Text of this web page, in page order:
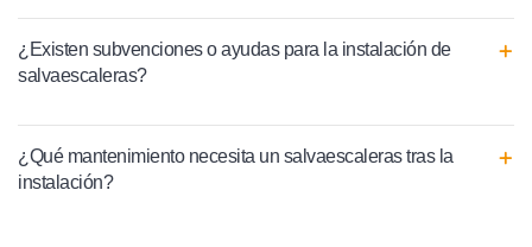
¿Existen subvenciones o ayudas para la instalación de
salvaescaleras?
¿Qué mantenimiento necesita un salvaescaleras tras la
instalación?